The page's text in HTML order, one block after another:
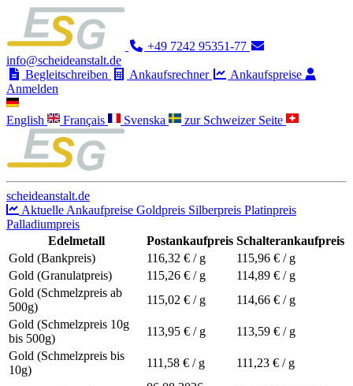
+49 7242 95351-77
info@scheideanstalt.de
Begleitschreiben
Ankaufsrechner
Ankaufspreise
Anmelden
English Français Svenska zur Schweizer Seite
scheideanstalt.de
Aktuelle Ankaufpreise Goldpreis Silberpreis Platinpreis
Palladiumpreis
Edelmetall
Postankaufpreis Schalterankaufpreis
Gold (Bankpreis)
116,32 € / g 115,96 € / g
Gold (Granulatpreis)
115,26 € / g 114,89 € / g
Gold (Schmelzpreis ab
500g)
115,02 € / g 114,66 € / g
Gold (Schmelzpreis 10g
bis 500g)
113,95 € / g 113,59 € / g
Gold (Schmelzpreis bis
10g)
111,58 € / g 111,23 € / g